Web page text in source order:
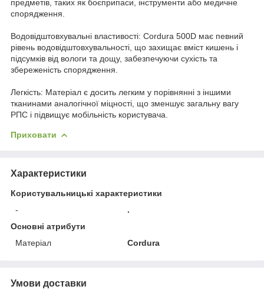
предметів, таких як боєприпаси, інструменти або медичне
спорядження.
Водовідштовхувальні властивості: Cordura 500D має певний
рівень водовідштовхувальності, що захищає вміст кишень і
підсумків від вологи та дощу, забезпечуючи сухість та
збереженість спорядження.
Легкість: Матеріал є досить легким у порівнянні з іншими
тканинами аналогічної міцності, що зменшує загальну вагу
РПС і підвищує мобільність користувача.
Приховати
Характеристики
Користувальницькі характеристики
-
.
Основні атрибути
Матеріал
Cordura
Умови доставки